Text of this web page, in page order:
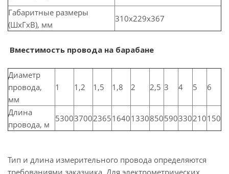
Габаритные размеры
(ШхГхВ), мм
310x229x367
Вместимость провода на барабане
Диаметр
провода,
мм
1 1,2 1,5 1,8 2 2,5 3 4 5 6
Длина
провода, м
53003700236516401330850590330210150
Тип и длина измерительного провода определяются
требованиями заказчика. Для электрометрических